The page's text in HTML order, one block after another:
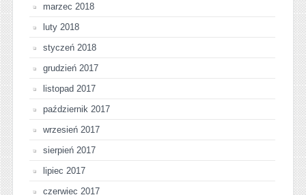
marzec 2018
luty 2018
styczeń 2018
grudzień 2017
listopad 2017
październik 2017
wrzesień 2017
sierpień 2017
lipiec 2017
czerwiec 2017